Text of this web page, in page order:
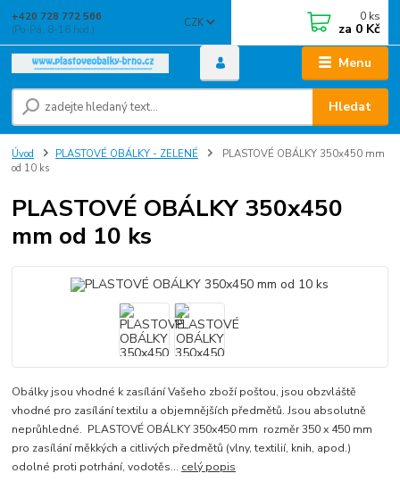
Menu
CZK
Hledat
+420 728 772 566
(Po-Pá, 8-16 hod.)
0 ks
za 0 Kč
Úvod PLASTOVÉ OBÁLKY - ZELENÉ
PLASTOVÉ OBÁLKY 350x450 mm
od 10 ks
PLASTOVÉ OBÁLKY 350x450
mm od 10 ks
Obálky jsou vhodné k zasílání Vašeho zboží poštou, jsou obzvláště
vhodné pro zasílání textilu a objemnějších předmětů. Jsou absolutně
neprůhledné. PLASTOVÉ OBÁLKY 350x450 mm rozměr 350 x 450 mm
pro zasílání měkkých a citlivých předmětů (vlny, textilií, knih, apod.)
odolné proti potrhání, vodotěs... celý popis